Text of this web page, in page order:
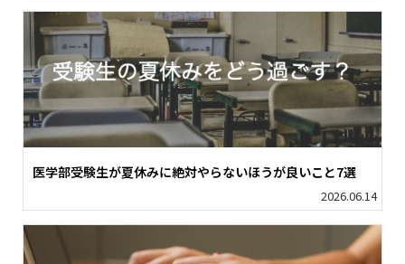
医学部受験生が夏休みに絶対やらないほうが良いこと7選
2026.06.14